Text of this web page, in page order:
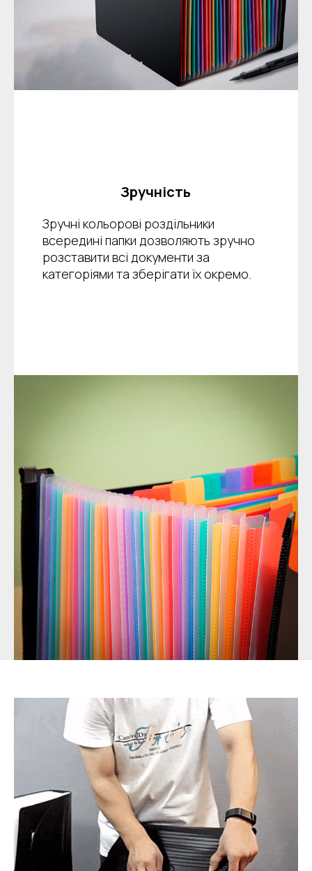
Зручність
Зручні кольорові роздільники
всередині папки дозволяють зручно
розставити всі документи за
категоріями та зберігати їх окремо.